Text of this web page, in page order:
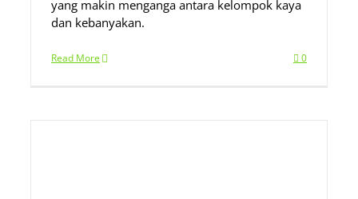
yang makin menganga antara kelompok kaya
dan kebanyakan.
Read More 0